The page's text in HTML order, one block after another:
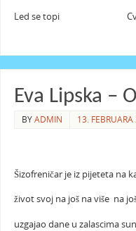
Led se topi
Eva Lipska –
BYADMIN 13.
Šizofreničar je iz pijeteta na
život svoj na još na više na
uzgajao dane u zalascima